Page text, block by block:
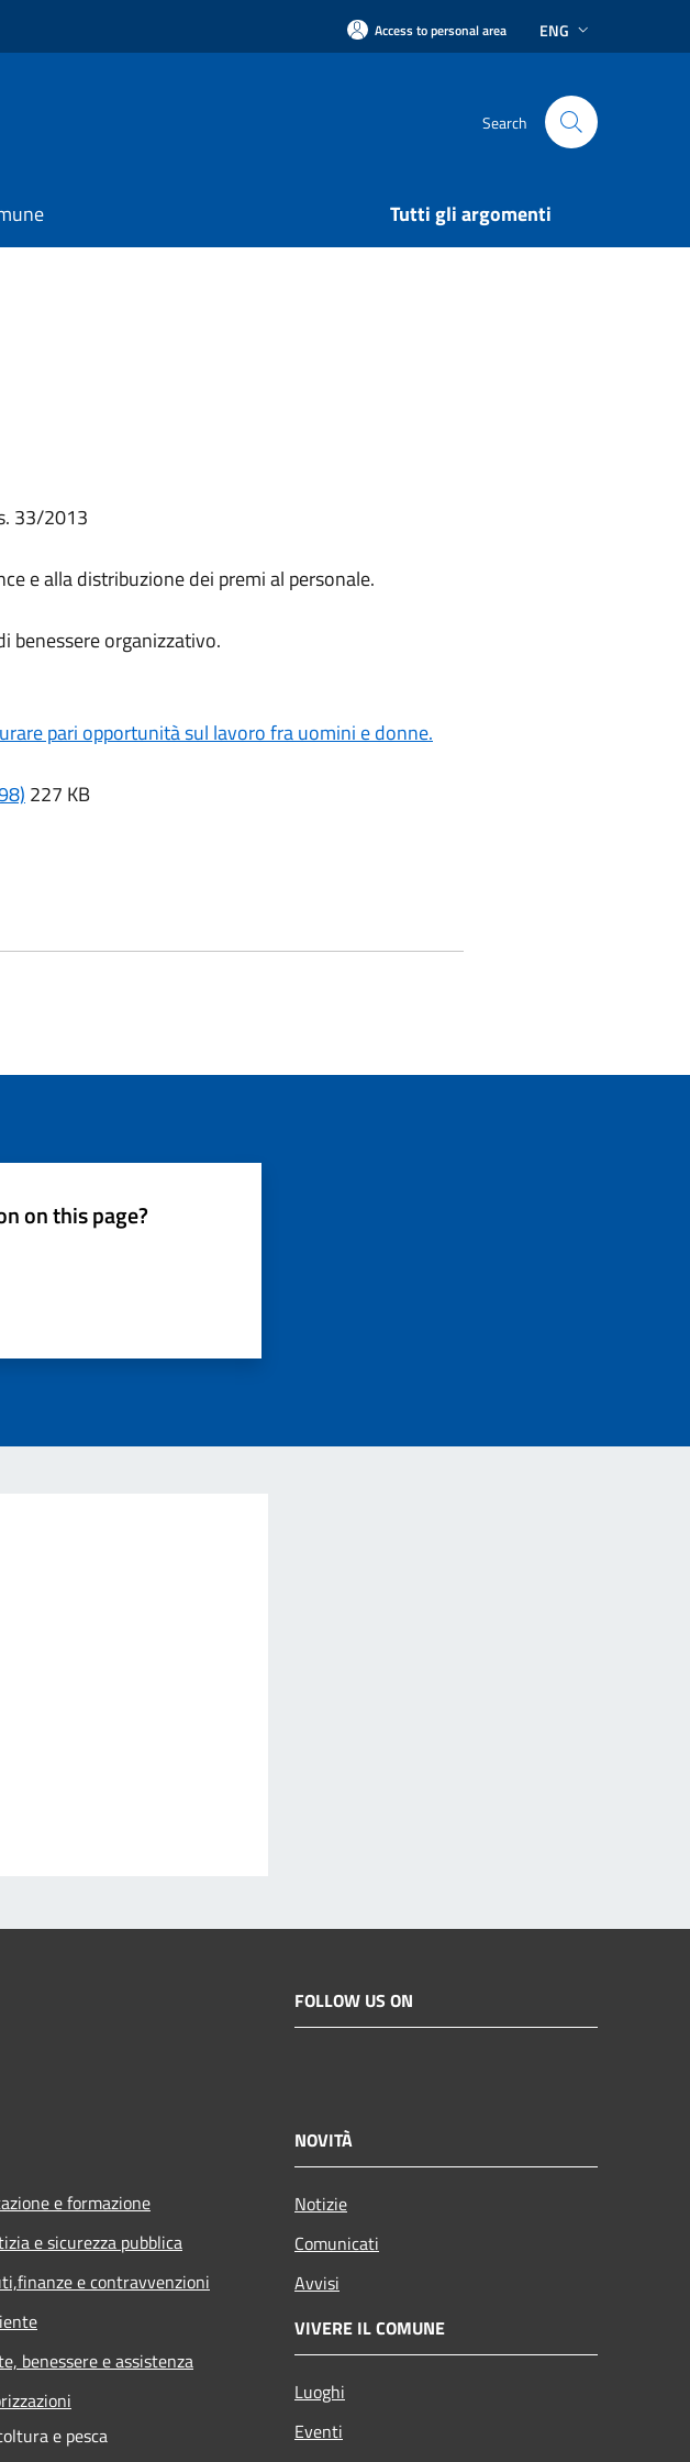
Access to personal area ENG
Search
Tutti gli argomenti
33/2013
e alla distribuzione dei premi al personale.
benessere organizzativo.
pari opportunità sul lavoro fra uomini e donne.
227 KB
on this page?
FOLLOW US ON
e formazione
e sicurezza pubblica
e contravvenzioni
benessere e assistenza
e pesca
NOVITÀ
Notizie
Comunicati
Avvisi
VIVERE IL COMUNE
Luoghi
Eventi